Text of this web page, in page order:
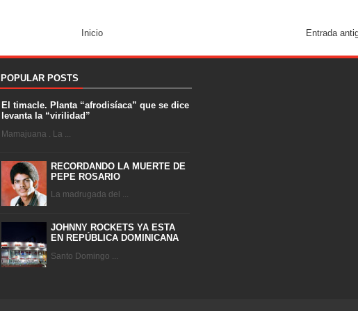
Entrada
Inicio
POPULAR POSTS
El timacle. Planta “afrodisíaca” que se dice
levanta la “virilidad”
Mamajuana . La ...
RECORDANDO LA MUERTE DE
PEPE ROSARIO
La madrugada del ...
JOHNNY ROCKETS YA ESTA
EN REPÚBLICA DOMINICANA
Santo Domingo ...